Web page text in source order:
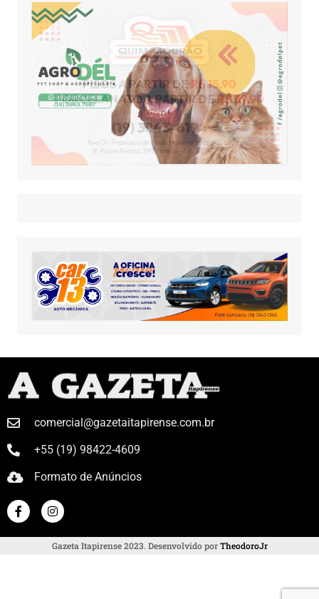
comercial@gazetaitapirense.com.br
+55 (19) 98422-4609
Formato de Anúncios
Gazeta Itapirense 2023. Desenvolvido porTheodoroJr